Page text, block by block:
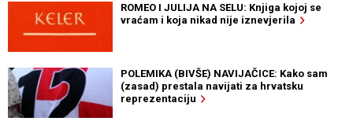
ROMEO I JULIJA NA SELU: Knjiga kojoj se
vraćam i koja nikad nije iznevjerila
POLEMIKA (BIVŠE) NAVIJAČICE: Kako sam
(zasad) prestala navijati za hrvatsku
reprezentaciju